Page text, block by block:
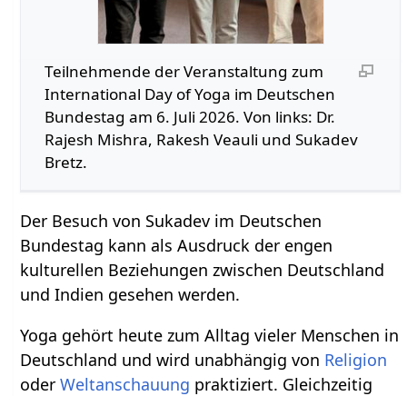
Teilnehmende der Veranstaltung zum
International Day of Yoga im Deutschen
Bundestag am 6. Juli 2026. Von links: Dr.
Rajesh Mishra, Rakesh Veauli und Sukadev
Bretz.
Der Besuch von Sukadev im Deutschen
Bundestag kann als Ausdruck der engen
kulturellen Beziehungen zwischen Deutschland
und Indien gesehen werden.
Yoga gehört heute zum Alltag vieler Menschen in
Deutschland und wird unabhängig von Religion
oderWeltanschauung praktiziert. Gleichzeitig